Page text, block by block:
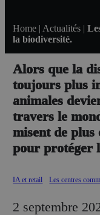
Home | Actualités |
la biodiversité.
Alors que la
toujours plus
animales
travers le
misent de
pour protéger
IA et retail Les centres
2 septembre